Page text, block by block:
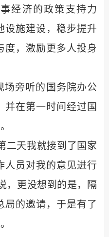
经济的政策支持力
设施建设，稳步提升
度，激励更多人投身
场旁听的国务院办公
并在第一时间经过国
二天我就接到了国家
人员对我的意见进行
，更没想到的是，隔
局的邀请，于是有了